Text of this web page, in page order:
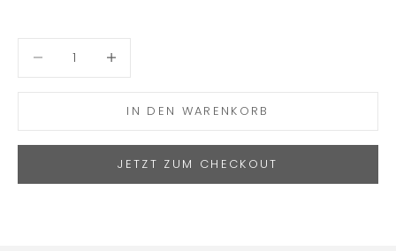
IN DEN WARENKORB
JETZT ZUM CHECKOUT